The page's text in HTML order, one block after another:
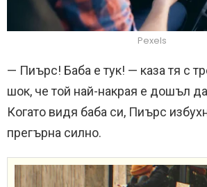
Pexels
— Пиърс! Баба е тук! — каза тя с
шок, че той най-накрая е дошъл
Когато видя баба си, Пиърс
прегърна силно.